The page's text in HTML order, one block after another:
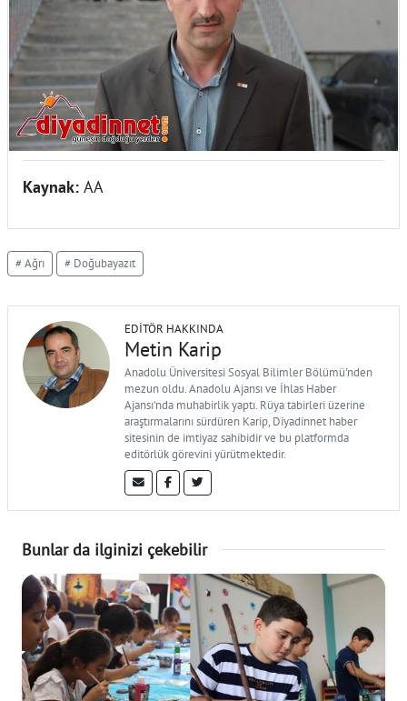
Kaynak: AA
# Ağrı # Doğubayazıt
EDITÖR HAKKINDA
Metin Karip
Anadolu Üniversitesi Sosyal Bilimler Bölümü'nden
mezun oldu. Anadolu Ajansı ve İhlas Haber
Ajansı'nda muhabirlik yaptı. Rüya tabirleri üzerine
araştırmalarını sürdüren Karip, Diyadinnet haber
sitesinin de imtiyaz sahibidir ve bu platformda
editörlük görevini yürütmektedir.
Bunlar da ilginizi çekebilir